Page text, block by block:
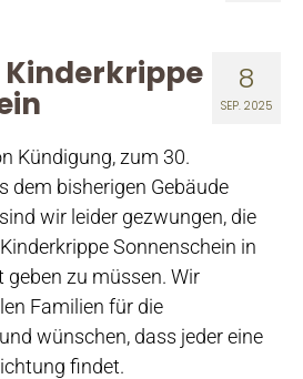
8
SEP. 2025
Kündigung, zum 30.
dem bisherigen Gebäude
wir leider gezwungen, die
Sonnenschein in
geben zu müssen. Wir
Familien für die
wünschen, dass jeder eine
findet.